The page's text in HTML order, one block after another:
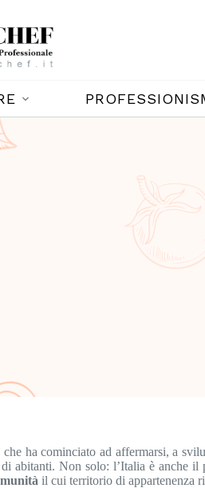
ha cominciato ad affermarsi, a
abitanti. Non solo: l’Italia è anche il
il cui territorio di appartenenza